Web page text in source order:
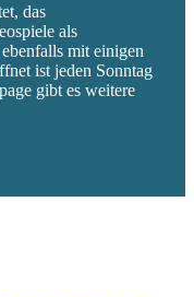
das
als
mit einigen
ist jeden Sonntag
gibt es weitere